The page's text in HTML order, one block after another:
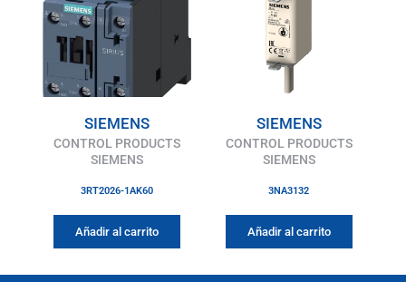
SIEMENS
CONTROL PRODUCTS
SIEMENS
3RT2026-1AK60
Añadir al carrito
SIEMENS
CONTROL PRODUCTS
SIEMENS
3NA3132
Añadir al carrito